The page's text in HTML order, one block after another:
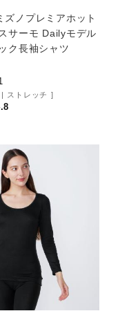
ズノプレミアホット
サーモ Dailyモデル
ク長袖シャツ
ストレッチ